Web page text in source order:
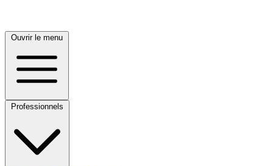
Ouvrir le menu
Professionnels